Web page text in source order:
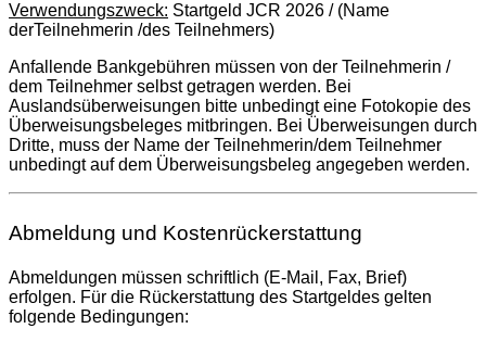
Verwendungszweck: Startgeld JCR 2026 / (Name
derTeilnehmerin /des Teilnehmers)
Anfallende Bankgebühren müssen von der Teilnehmerin /
dem Teilnehmer selbst getragen werden. Bei
Auslandsüberweisungen bitte unbedingt eine Fotokopie des
Überweisungsbeleges mitbringen. Bei Überweisungen durch
Dritte, muss der Name der Teilnehmerin/dem Teilnehmer
unbedingt auf dem Überweisungsbeleg angegeben werden.
Abmeldung und Kostenrückerstattung
Abmeldungen müssen schriftlich (E-Mail, Fax, Brief)
erfolgen. Für die Rückerstattung des Startgeldes gelten
folgende Bedingungen: